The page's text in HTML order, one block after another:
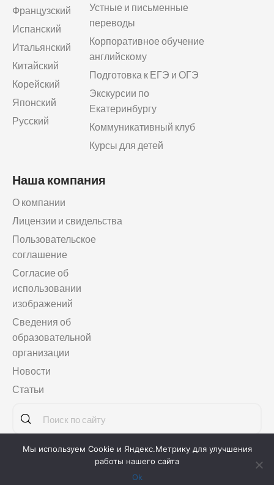
Французский
Испанский
Итальянский
Китайский
Корейский
Японский
Русский
Устные и письменные
переводы
Корпоративное обучение
английскому
Подготовка к ЕГЭ и ОГЭ
Экскурсии по
Екатеринбургу
Коммуникативный клуб
Курсы для детей
Наша компания
О компании
Лицензии и свидельства
Пользовательское
соглашение
Согласие об
использовании
изображений
Сведения об
образовательной
организации
Новости
Статьи
Copyright © 2011-2026Языковая школа «МАГЕЛЛАНСКУЛ»
Мы используем Cookie и Яндекс.Метрику для улучшения
работы нашего сайта
Ok